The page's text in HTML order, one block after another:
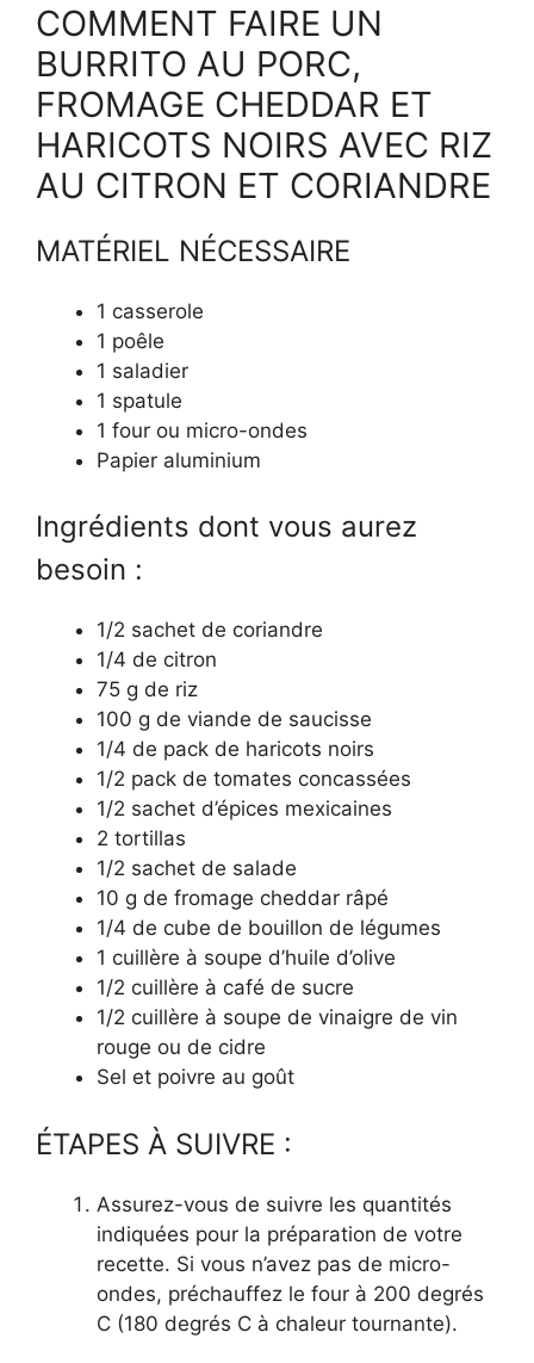
COMMENT FAIRE UN
BURRITO AU PORC,
FROMAGE CHEDDAR ET
HARICOTS NOIRS AVEC RIZ
AU CITRON ET CORIANDRE
MATÉRIEL NÉCESSAIRE
1 casserole
1 poêle
1 saladier
1 spatule
1 four ou micro-ondes
Papier aluminium
Ingrédients dont vous aurez
besoin :
1/2 sachet de coriandre
1/4 de citron
75 g de riz
100 g de viande de saucisse
1/4 de pack de haricots noirs
1/2 pack de tomates concassées
1/2 sachet d’épices mexicaines
2 tortillas
1/2 sachet de salade
10 g de fromage cheddar râpé
1/4 de cube de bouillon de légumes
1 cuillère à soupe d’huile d’olive
1/2 cuillère à café de sucre
1/2 cuillère à soupe de vinaigre de vin
rouge ou de cidre
Sel et poivre au goût
ÉTAPES À SUIVRE :
Assurez-vous de suivre les quantités
indiquées pour la préparation de votre
recette. Si vous n’avez pas de micro-
ondes, préchauffez le four à 200 degrés
C (180 degrés C à chaleur tournante).